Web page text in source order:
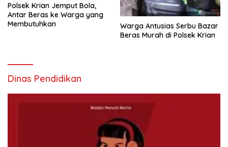
Polsek Krian Jemput Bola,
Antar Beras ke Warga yang
Membutuhkan
Warga Antusias Serbu Bazar
Beras Murah di Polsek Krian
Dinas Pendidikan